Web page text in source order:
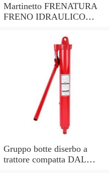
Martinetto FRENATURA
FRENO IDRAULICO
lunghezza pistone 285mm
Gruppo botte diserbo a
trattore compatta DAL